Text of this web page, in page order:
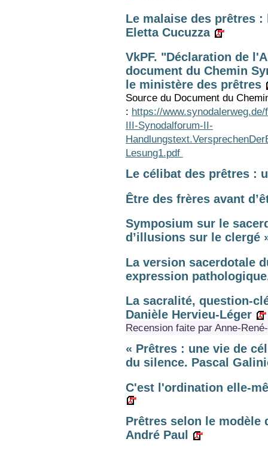
Le malaise des prêtres
Eletta Cucuzza
VkPF. "Déclaration de
document du Chemin
le ministère des prêtres
Source du Document du
: https://
III-Synodalforum-II-
Lesung1.pdf
Le célibat des prêtres :
Être des frères avant
Symposium sur le
d’illusions sur le clergé
La version sacerdotale
expression
La sacralité, question-
Danièle Hervieu-Léger
Recension faite par Anne-
« Prêtres : une vie de
du silence. Pascal
C'est l'ordination elle-
Prêtres selon le modèle
André Paul